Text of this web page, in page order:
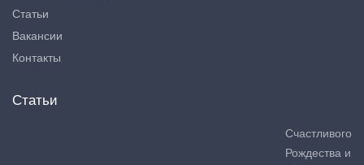
Статьи
Вакансии
Контакты
Статьи
Счастливого
Рождества и